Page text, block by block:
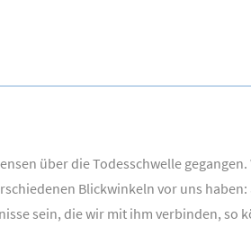
über die Todesschwelle
Blickwinkeln vor uns
sein, die wir mit ihm verbinden, so